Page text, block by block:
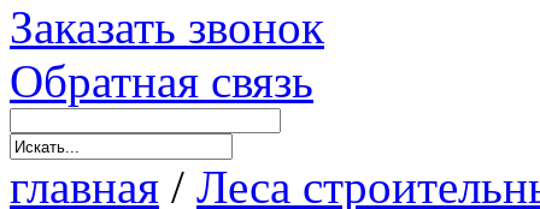
Заказать звонок
Обратная связь
главная / Леса